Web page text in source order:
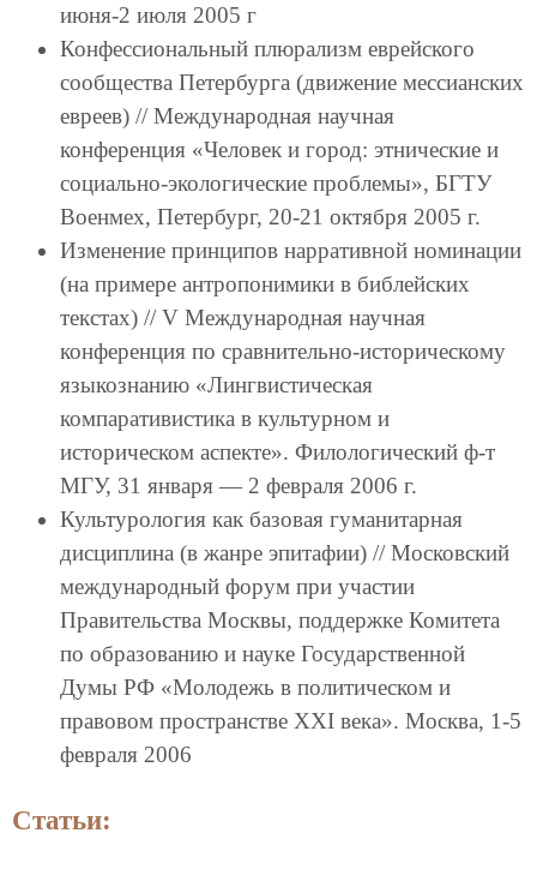
июня-2 июля 2005 г
Конфессиональный плюрализм еврейского
сообщества Петербурга (движение мессианских
евреев) // Международная научная
конференция «Человек и город: этнические и
социально-экологические проблемы», БГТУ
Военмех, Петербург, 20-21 октября 2005 г.
Изменение принципов нарративной номинации
(на примере антропонимики в библейских
текстах) // V Международная научная
конференция по сравнительно-историческому
языкознанию «Лингвистическая
компаративистика в культурном и
историческом аспекте». Филологический ф-т
МГУ, 31 января — 2 февраля 2006 г.
Культурология как базовая гуманитарная
дисциплина (в жанре эпитафии) // Московский
международный форум при участии
Правительства Москвы, поддержке Комитета
по образованию и науке Государственной
Думы РФ «Молодежь в политическом и
правовом пространстве XXI века». Москва, 1-5
февраля 2006
Статьи: